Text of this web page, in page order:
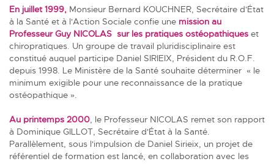
En juillet 1999, Monsieur Bernard KOUCHNER, Secrétaire d'État
à la Santé et à l'Action Sociale confie une mission au
Professeur Guy NICOLAS sur les pratiques ostéopathiques et
chiropratiques. Un groupe de travail pluridisciplinaire est
constitué auquel participe Daniel SIRIEIX, Président du R.O.F.
depuis 1998. Le Ministère de la Santé souhaite déterminer « le
minimum exigible pour une reconnaissance de la pratique
ostéopathique ».
Au printemps 2000, le Professeur NICOLAS remet son rapport
à Dominique GILLOT, Secrétaire d'État à la Santé.
Parallèlement, sous l'impulsion de Daniel Sirieix, un projet de
référentiel de formation est lancé, en collaboration avec les